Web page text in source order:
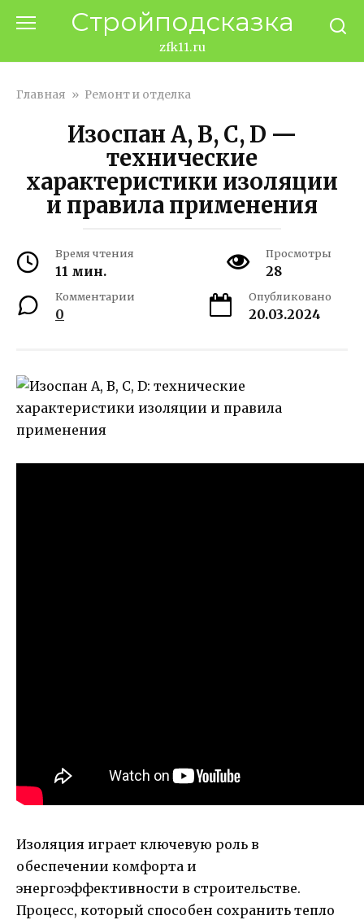
Стройподсказка
zfk11.ru
Главная » Ремонт и отделка
Изоспан A, B, C, D —
технические
характеристики изоляции
и правила применения
Время чтения
11 мин.
Просмотры
28
Комментарии
0
Опубликовано
20.03.2024
Изоляция играет ключевую роль в
обеспечении комфорта и
энергоэффективности в строительстве.
Процесс, который способен сохранить тепло